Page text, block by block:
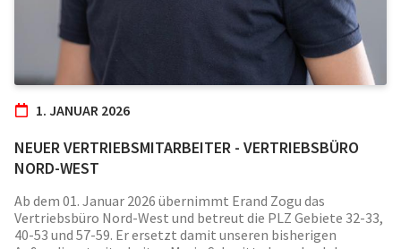
1. JANUAR 2026
NEUER VERTRIEBSMITARBEITER - VERTRIEBSBÜRO
NORD-WEST
Ab dem 01. Januar 2026 übernimmt Erand Zogu das
Vertriebsbüro Nord-West und betreut die PLZ Gebiete 32-33,
40-53 und 57-59. Er ersetzt damit unseren bisherigen